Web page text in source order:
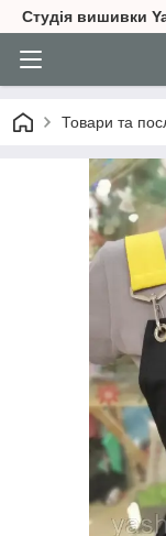
Студія вишивки
Товари та